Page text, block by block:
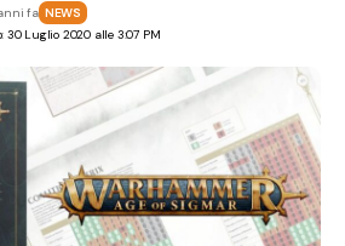
30 Luglio 2020 alle 3:07 PM
fa NEWS